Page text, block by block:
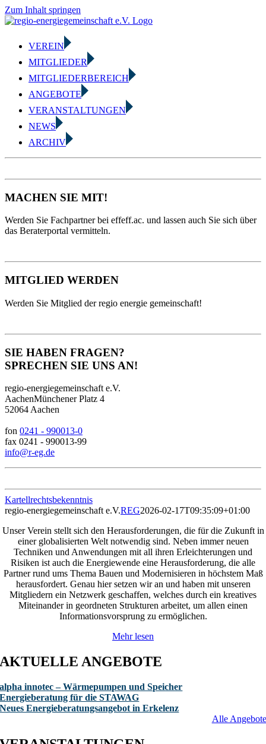
Zum Inhalt springen
VEREIN
MITGLIEDER
MITGLIEDERBEREICH
ANGEBOTE
VERANSTALTUNGEN
NEWS
ARCHIV
MACHEN SIE MIT!
Werden Sie Fachpartner bei effeff.ac. und lassen auch Sie sich über
das Beraterportal vermitteln.
MITGLIED WERDEN
Werden Sie Mitglied der regio energie gemeinschaft!
SIE HABEN FRAGEN?
SPRECHEN SIE UNS AN!
regio-energiegemeinschaft e.V.
AachenMünchener Platz 4
52064 Aachen
fon 0241 - 990013-0
fax 0241 - 990013-99
info@r-eg.de
Kartellrechtsbekenntnis
regio-energiegemeinschaft e.V.REG2026-02-17T09:35:09+01:00
Unser Verein stellt sich den Herausforderungen, die für die Zukunft in
einer globalisierten Welt notwendig sind. Neben immer neuen
Techniken und Anwendungen mit all ihren Erleichterungen und
Risiken ist auch die Energiewende eine Herausforderung, die alle
Partner rund ums Thema Bauen und Modernisieren in höchstem Maß
herausfordert. Genau hier setzen wir an und haben mit unseren
Mitgliedern ein Netzwerk geschaffen, welches durch ein kreatives
Miteinander in geordneten Strukturen arbeitet, um allen einen
Informationsvorsprung zu ermöglichen.
Mehr lesen
AKTUELLE ANGEBOTE
alpha innotec – Wärmepumpen und Speicher
Energieberatung für die STAWAG
Neues Energieberatungsangebot in Erkelenz
Alle Angebote